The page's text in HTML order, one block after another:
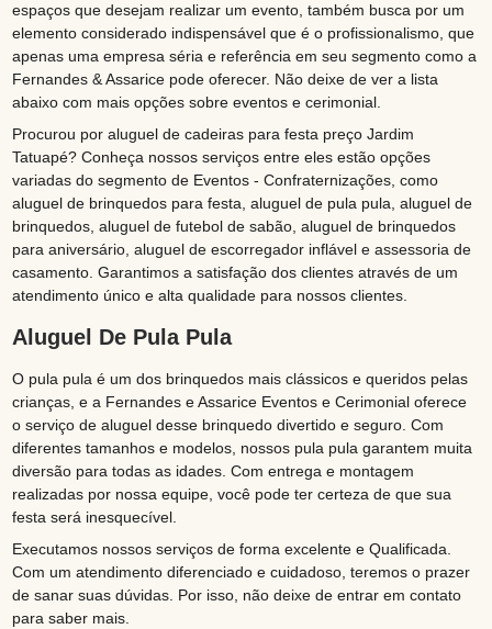
espaços que desejam realizar um evento, também busca por um
elemento considerado indispensável que é o profissionalismo, que
apenas uma empresa séria e referência em seu segmento como a
Fernandes & Assarice pode oferecer. Não deixe de ver a lista
abaixo com mais opções sobre eventos e cerimonial.
Procurou por aluguel de cadeiras para festa preço Jardim
Tatuapé? Conheça nossos serviços entre eles estão opções
variadas do segmento de Eventos - Confraternizações, como
aluguel de brinquedos para festa, aluguel de pula pula, aluguel de
brinquedos, aluguel de futebol de sabão, aluguel de brinquedos
para aniversário, aluguel de escorregador inflável e assessoria de
casamento. Garantimos a satisfação dos clientes através de um
atendimento único e alta qualidade para nossos clientes.
Aluguel De Pula Pula
O pula pula é um dos brinquedos mais clássicos e queridos pelas
crianças, e a Fernandes e Assarice Eventos e Cerimonial oferece
o serviço de aluguel desse brinquedo divertido e seguro. Com
diferentes tamanhos e modelos, nossos pula pula garantem muita
diversão para todas as idades. Com entrega e montagem
realizadas por nossa equipe, você pode ter certeza de que sua
festa será inesquecível.
Executamos nossos serviços de forma excelente e Qualificada.
Com um atendimento diferenciado e cuidadoso, teremos o prazer
de sanar suas dúvidas. Por isso, não deixe de entrar em contato
para saber mais.